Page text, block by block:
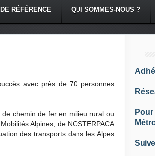
RÉFÉRENCE QUI SOMMES-NOUS ?
avec près de 70 personnes
chemin de fer en milieu rural ou
Alpines, de NOSTERPACA
des transports dans les Alpes